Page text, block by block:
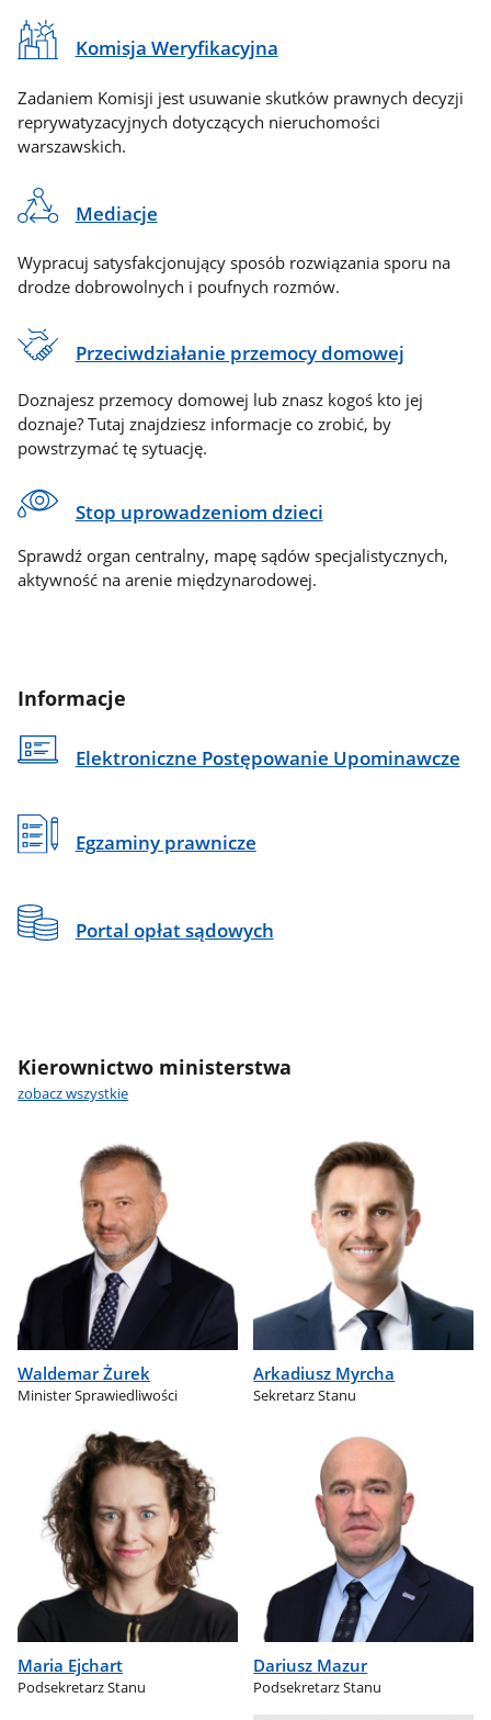
Komisja Weryfikacyjna
Zadaniem Komisji jest usuwanie skutków prawnych decyzji
reprywatyzacyjnych dotyczących nieruchomości
warszawskich.
Mediacje
Wypracuj satysfakcjonujący sposób rozwiązania sporu na
drodze dobrowolnych i poufnych rozmów.
Przeciwdziałanie przemocy domowej
Doznajesz przemocy domowej lub znasz kogoś kto jej
doznaje? Tutaj znajdziesz informacje co zrobić, by
powstrzymać tę sytuację.
Stop uprowadzeniom dzieci
Sprawdź organ centralny, mapę sądów specjalistycznych,
aktywność na arenie międzynarodowej.
Informacje
Elektroniczne Postępowanie Upominawcze
Egzaminy prawnicze
Portal opłat sądowych
Kierownictwo ministerstwa
zobacz wszystkie
Waldemar Żurek
Minister Sprawiedliwości
Arkadiusz Myrcha
Sekretarz Stanu
Maria Ejchart
Podsekretarz Stanu
Dariusz Mazur
Podsekretarz Stanu